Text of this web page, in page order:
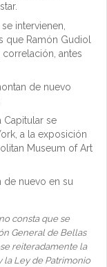
intervienen,
que Ramón Gudiol
antes
de nuevo
Capitular se
a la exposición
Museum of Art
de nuevo en su
consta que se
General de Bellas
reiteradamente la
la Ley de Patrimonio